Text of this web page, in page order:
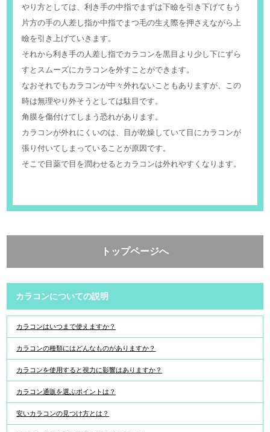
やり方としては、利き手の中指でまずは下瞼を引き下げてもう
片方の手の人差し指か中指でまつ毛の生え際を押さえながら上
瞼を引き上げていきます。
それから利き手の人差し指でカラコンを黒目より少し下にずら
すとスムーズにカラコンを外すことができます。
なおそれでもカラコンが中々外れないこともありますが、この
時は無理やり外そうとしては駄目です。
角膜を傷付けてしまう恐れがあります。
カラコンが外れにくいのは、目が乾燥していて目にカラコンが
張り付いてしまっていることが原因です。
そこで目薬で目を潤わせるとカラコンは外れやすくなります。
トップページへ
カラコンについての説明
カラコンはいつまで使えますか？
カラコンの種類にはどんなものがありますか？
カラコンを使用すると視力に影響はありますか？
カラコン通販を選ぶポイントは？
安いカラコンの見つけ方とは？